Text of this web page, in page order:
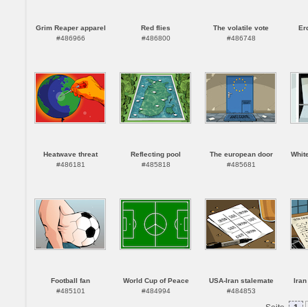
Grim Reaper apparel
#486966
Red flies
#486800
The volatile vote
#486748
Heatwave threat
#486181
Reflecting pool
#485818
The european door
#485681
Football fan
#485101
World Cup of Peace
#484994
USA-Iran stalemate
#484853